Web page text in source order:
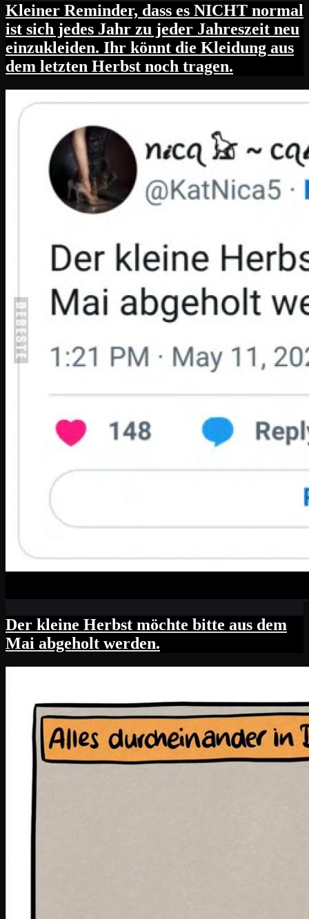
Kleiner Reminder, dass es NICHT normal
ist sich jedes Jahr zu jeder Jahreszeit neu
einzukleiden. Ihr könnt die Kleidung aus
dem letzten Herbst noch tragen.
Der kleine Herbst möchte bitte aus dem
Mai abgeholt werden.